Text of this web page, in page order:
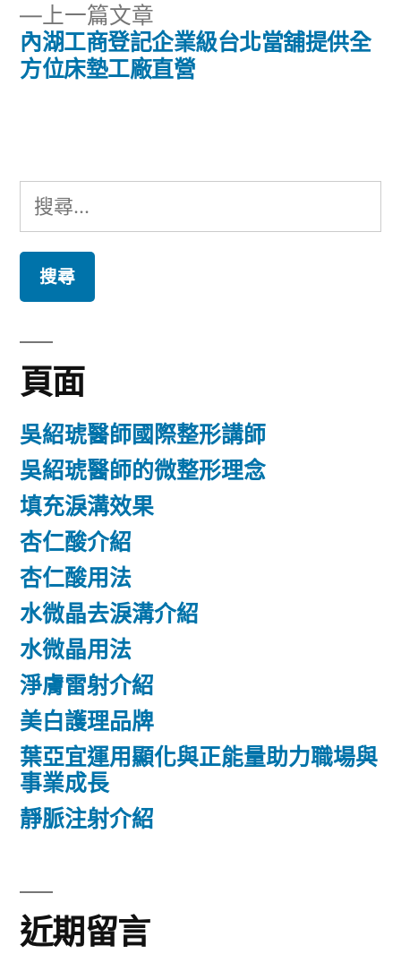
導
覽
上一篇文章
一
篇
內湖工商登記企業級台北當舖提供全
方位床墊工廠直營
搜
尋
鍵
字:
頁面
吳紹琥醫師國際整形講師
吳紹琥醫師的微整形理念
填充淚溝效果
杏仁酸介紹
杏仁酸用法
水微晶去淚溝介紹
水微晶用法
淨膚雷射介紹
美白護理品牌
葉亞宜運用顯化與正能量助力職場與
事業成長
靜脈注射介紹
近期留言